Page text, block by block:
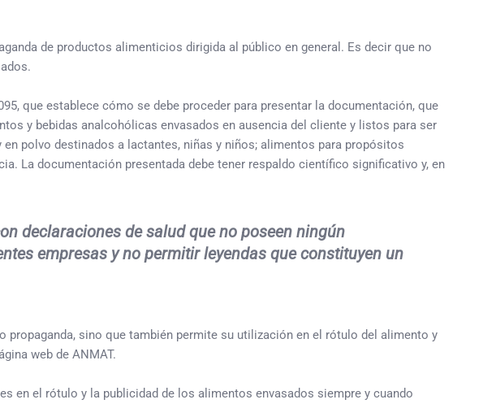
de productos alimenticios dirigida al público en general. Es decir que no
que establece cómo se debe proceder para presentar la documentación, que
y bebidas analcohólicas envasados en ausencia del cliente y listos para ser
polvo destinados a lactantes, niñas y niños; alimentos para propósitos
La documentación presentada debe tener respaldo científico significativo y, en
declaraciones de salud que no poseen ningún
empresas y no permitir leyendas que constituyen un
sino que también permite su utilización en el rótulo del alimento y
web de ANMAT.
en el rótulo y la publicidad de los alimentos envasados siempre y cuando